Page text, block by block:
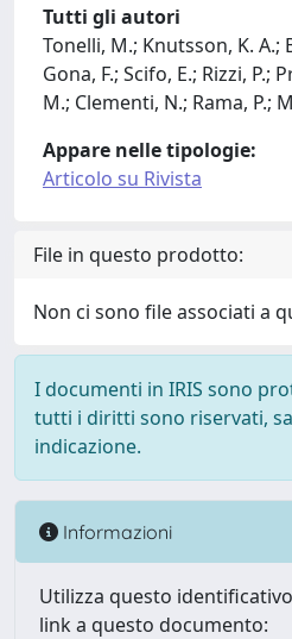
Tutti gli autori
Tonelli, M.; Knutsson, K. A.;
Gona, F.; Scifo, E.; Rizzi, P.;
M.; Clementi, N.; Rama, P.;
Appare nelle tipologie:
Articolo su Rivista
File in questo prodotto:
Non ci sono file associati a
I documenti in IRIS sono
tutti i diritti sono riservati,
indicazione.
Informazioni
Utilizza questo
link a questo documento: